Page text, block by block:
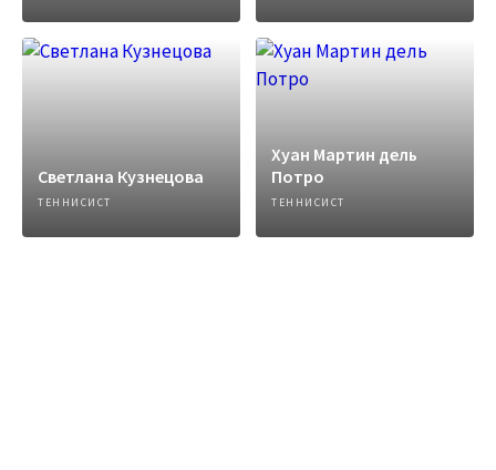
Светлана Кузнецова
ТЕННИСИСТ
Хуан Мартин дель
Потро
ТЕННИСИСТ